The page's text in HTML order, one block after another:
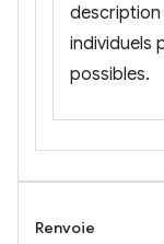
individuels
possibles.
Renvoie